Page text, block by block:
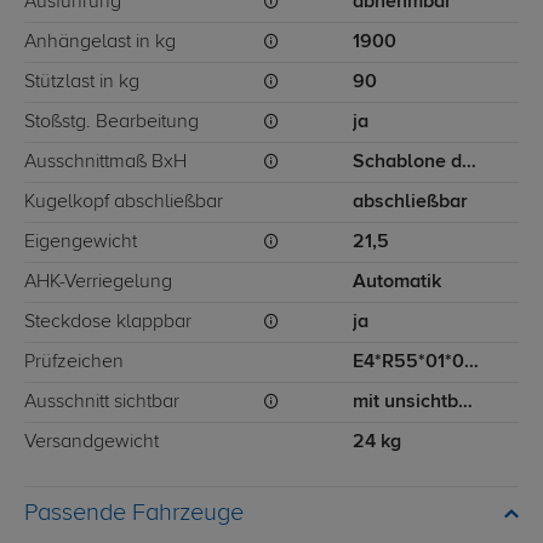
Anhängelast in kg 1900
Stützlast in kg 90
Stoßstg. Bearbeitung ja
Ausschnittmaß BxH Schablone dabei
Kugelkopf abschließbar abschließbar
Eigengewicht 21,5
AHK-Verriegelung Automatik
Steckdose klappbar ja
Prüfzeichen E4*R55*01*0856
Ausschnitt sichtbar mit unsichtbarem Ausschnitt für Stoßstange
Versandgewicht 24 kg
Passende Fahrzeuge